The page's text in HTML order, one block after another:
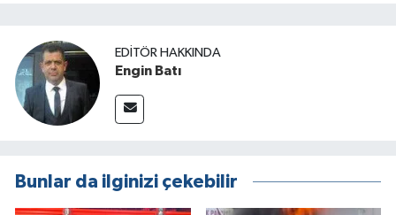
EDITÖR HAKKINDA
Engin Batı
Bunlar da ilginizi çekebilir